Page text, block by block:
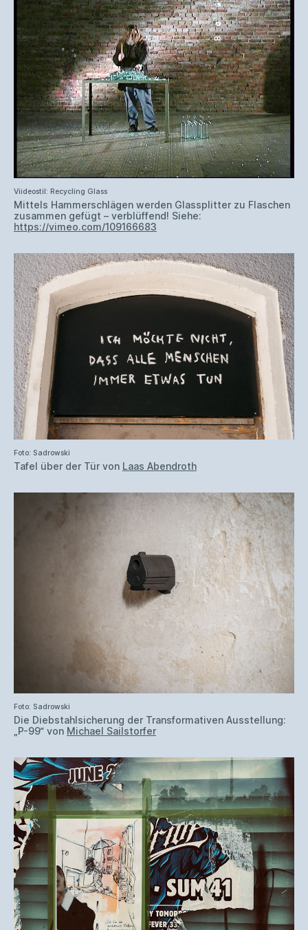
Viideostil: Recycling Glass
Mittels Hammerschlägen werden Glassplitter zu Flaschen
zusammen gefügt – verblüffend! Siehe:
https://vimeo.com/109166683
Foto: Sadrowski
Tafel über der Tür von Laas Abendroth
Foto: Sadrowski
Die Diebstahlsicherung der Transformativen Ausstellung:
„P-99“ von Michael Sailstorfer